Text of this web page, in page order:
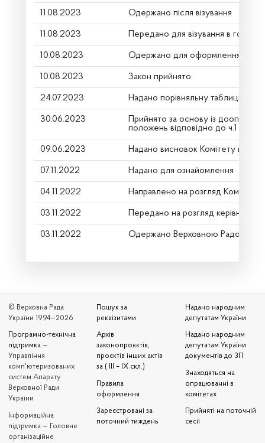
11.08.2023 Одержано після візування
11.08.2023 Передано для візування в
10.08.2023 Одержано для оформлення
10.08.2023 Закон прийнято
24.07.2023 Надано порівняльну таблицю
30.06.2023
Прийнято за основу із
положень відповідно до ч.1 ст.116
09.06.2023 Надано висновок Комітету про
07.11.2022 Надано для ознайомлення
04.11.2022 Направлено на розгляд Комітету
03.11.2022 Передано на розгляд керівництву
03.11.2022 Одержано Верховною Радою
© Верховна Рада
України 1994—2026
Програмно-технічна
підтримка —
Управління
комп'ютеризованих
систем Апарату
Верховної Ради
України
Iнформаційна
підтримка — Головне
організаційне
Пошук за
реквізитами
Архів
законопроєктів,
проєктів інших актів
за ( III – IX скл.)
Правила
оформлення
Зареєстровані за
поточний тиждень
Надано народним
депутатам України
Надано народним
депутатам України
документів до ЗП
Знаходяться на
опрацюванні в
комітетах
Прийняті на поточній
сесії